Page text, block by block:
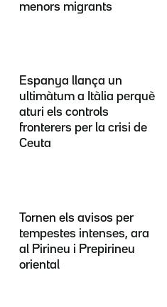
menors migrants
Espanya llança un
ultimàtum a Itàlia perquè
aturi els controls
fronterers per la crisi de
Ceuta
Tornen els avisos per
tempestes intenses, ara
al Pirineu i Prepirineu
oriental